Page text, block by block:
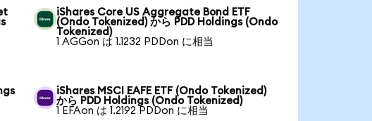
iShares Core US Aggregate Bond ETF
(Ondo Tokenized) から PDD Holdings (Ondo
Tokenized)
1 AGGon は 1.1232 PDDon に相当
iShares MSCI EAFE ETF (Ondo Tokenized)
から PDD Holdings (Ondo Tokenized)
1 EFAon は 1.2192 PDDon に相当